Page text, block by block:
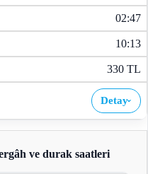
02:47
10:13
330 TL
Detay›
ve durak saatleri